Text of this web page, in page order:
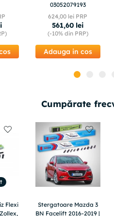
03052079193
624,00 lei PRP
561,60 lei
(-10%din PRP)
Adauga in cos
Cumpărate
Flexi
Stergatoare Mazda 3
BN Facelift 2016-2019 |